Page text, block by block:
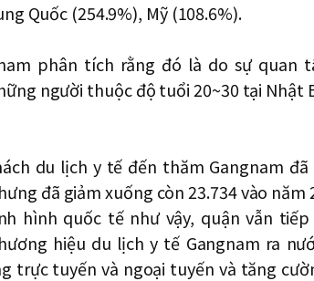
Quốc (254.9%), Mỹ (108.6%).
phân tích rằng đó là do sự quan
người thuộc độ tuổi 20~30 tại Nhật
du lịch y tế đến thăm Gangnam
đã giảm xuống còn 23.734 vào
hình quốc tế như vậy, quận vẫn
hiệu du lịch y tế Gangnam ra
trực tuyến và ngoại tuyến và tăng